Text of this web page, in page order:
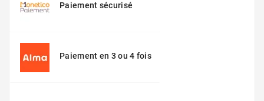
Paiement sécurisé
Paiement en 3 ou 4 fois